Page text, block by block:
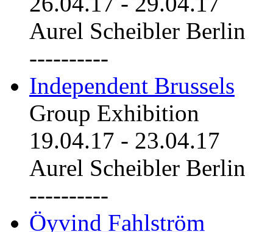
Aurel Scheibler Berlin
----------
Independent Brussels
Group Exhibition
19.04.17 - 23.04.17
Aurel Scheibler Berlin
----------
Öyvind Fahlström